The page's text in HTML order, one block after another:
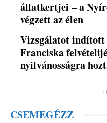
állatkertjei – a
végzett az élen
Vizsgálatot indított
Franciska
nyilvánosságra
CSEMEGÉZZ